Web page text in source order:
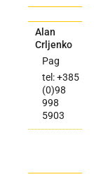
Alan
Crljenko
Pag
tel: +385
(0)98
998
5903